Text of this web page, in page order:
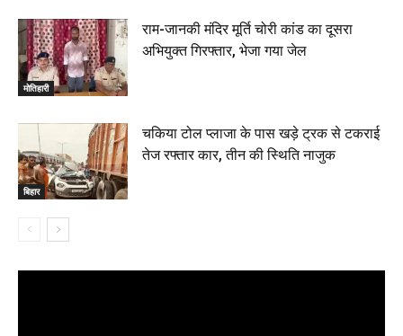
मोतिहारी
राम-जानकी मंदिर मूर्ति चोरी कांड का दूसरा
अभियुक्त गिरफ्तार, भेजा गया जेल
बिहार
चकिया टोल प्लाजा के पास खड़े ट्रक से टकराई
तेज रफ्तार कार, तीन की स्थिति नाजुक